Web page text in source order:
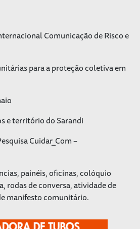
Comunicação de Risco e
para a proteção coletiva em
e território do Sarandi
Cuidar_Com –
painéis, oficinas, colóquio
rodas de conversa, atividade de
manifesto comunitário.